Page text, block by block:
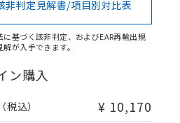
非判定見解書/項目別対比表
に基づく該非判定、およびEAR再輸出規
が入手できます。
ン購入
税込） ¥ 10,170